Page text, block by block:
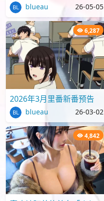
blueau 26-05-05
6,287
2026年3月里番新番预告
blueau 26-03-02
4,842